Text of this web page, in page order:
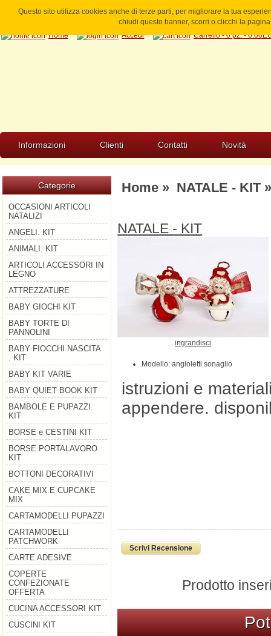
Questo sito utilizza cookies anche di terze parti, per migliorare la tua
chiudi questo banner, scorri o clicchi la
Home
Accedi Carrello - 0 pz. -
Informazioni Clienti Contatti Novità
Categorie
OCCASIONI ARTICOLI
NATALIZI
ANGELI. KIT
ANIMALI. KIT
ARTICOLI ACCESSORI IN
LEGNO
ATTREZZATURE
BABY GIOCHI KIT
BABY TORTE DI
PANNOLINI
BABY FIOCCHI NASCITA
. KIT
BABY KIT VARIE
BABY QUIET BOOK KIT
BAMBOLE E PUPAZZI.
KIT
BORSE e CESTINI KIT
BORSE PORTALAVORO
KIT
BOTTONI DECORATIVI
CAKE MIX.E CUPCAKE
MIX
CARTAMODELLI PUPAZZI
CARTAMODELLI
PATCHWORK
CARTE ADESIVE
COPERTE
CONFEZIONATE
OFFERTA
CUCINA ACCESSORI KIT
CUSCINI KIT
Home» NATALE - KIT
NATALE - KIT
ingrandisci
Modello: angioletti sonaglio
istruzioni e
appendere.
Scrivi Recensione
Prodotto